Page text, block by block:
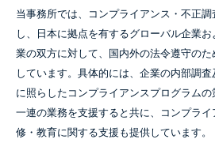
当事務所では、コンプライアンス・不正
し、日本に拠点を有するグローバル企業
業の双方に対して、国内外の法令遵守の
しています。具体的には、企業の内部調
に照らしたコンプライアンスプログラム
一連の業務を支援すると共に、コンプラ
修・教育に関する支援も提供しています。
SEMINAR
26 Jun 2026
開催地：オンデマンド配信
主催者：一般社団法人日本内部監査協会